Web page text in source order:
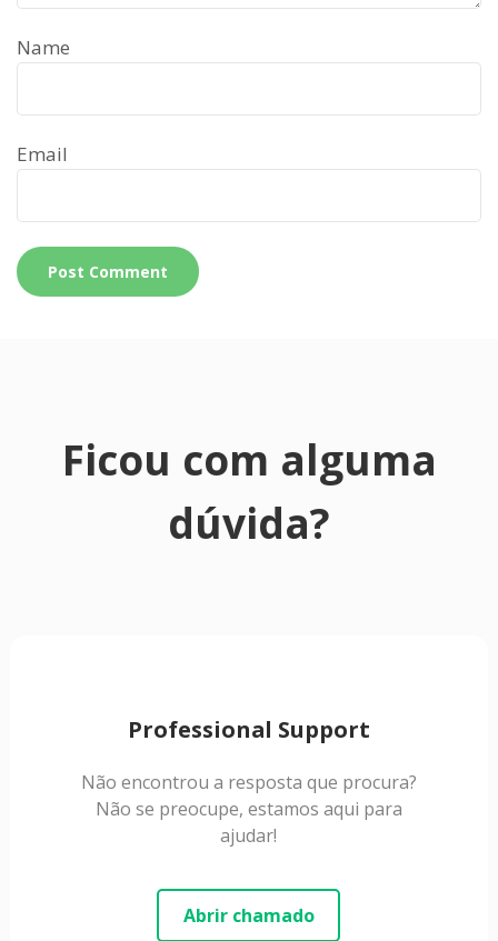
Name
Email
Ficou com alguma
dúvida?
Professional Support
Não encontrou a resposta que procura?
Não se preocupe, estamos aqui para
ajudar!
Abrir chamado